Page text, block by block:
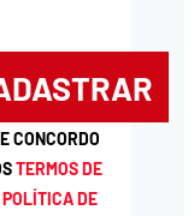
CONCORDO
TERMOS DE
POLÍTICA DE